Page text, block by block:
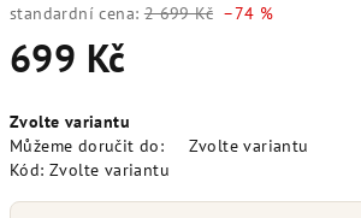
standardní cena: 2 699 Kč –74 %
699 Kč
cena:
Zvolte variantu
Můžeme doručit do:
Zvolte variantu
Kód: Zvolte variantu